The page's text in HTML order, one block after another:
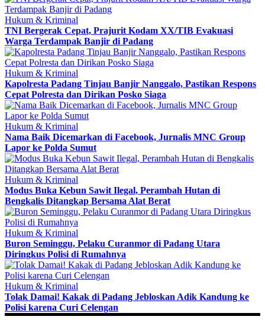
Hukum & Kriminal
TNI Bergerak Cepat, Prajurit Kodam XX/TIB Evakuasi
Warga Terdampak Banjir di Padang
Hukum & Kriminal
Kapolresta Padang Tinjau Banjir Nanggalo, Pastikan Respons
Cepat Polresta dan Dirikan Posko Siaga
Hukum & Kriminal
Nama Baik Dicemarkan di Facebook, Jurnalis MNC Group
Lapor ke Polda Sumut
Hukum & Kriminal
Modus Buka Kebun Sawit Ilegal, Perambah Hutan di
Bengkalis Ditangkap Bersama Alat Berat
Hukum & Kriminal
Buron Seminggu, Pelaku Curanmor di Padang Utara
Diringkus Polisi di Rumahnya
Hukum & Kriminal
Tolak Damai! Kakak di Padang Jebloskan Adik Kandung ke
Polisi karena Curi Celengan